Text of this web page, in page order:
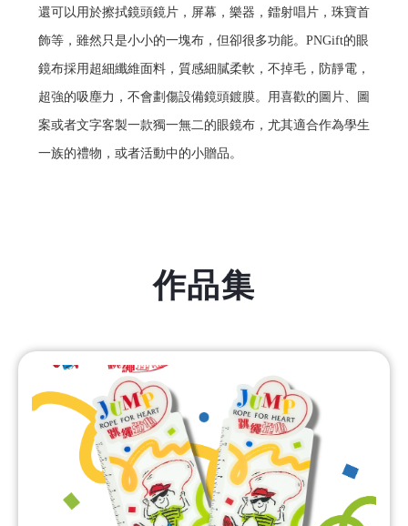
還可以用於擦拭鏡頭鏡片，屏幕，樂器，鐳射唱片，珠寶首
飾等，雖然只是小小的一塊布，但卻很多功能。PNGift的眼
鏡布採用超細纖維面料，質感細膩柔軟，不掉毛，防靜電，
超強的吸塵力，不會劃傷設備鏡頭鍍膜。用喜歡的圖片、圖
案或者文字客製一款獨一無二的眼鏡布，尤其適合作為學生
一族的禮物，或者活動中的小贈品。
作品集